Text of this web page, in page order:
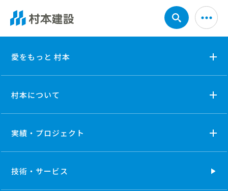
愛をもっと 村本
村本について
実績・プロジェクト
技術・ サービス